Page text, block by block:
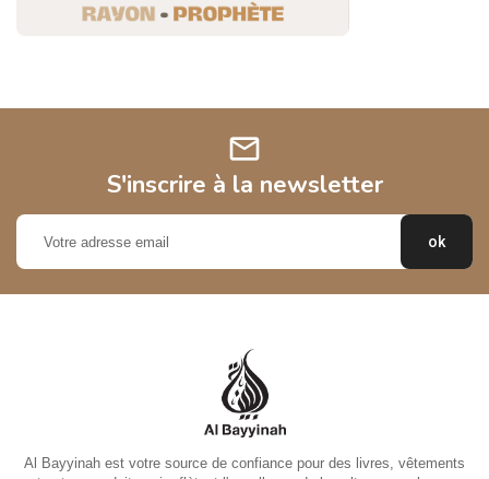
mail
S'inscrire à la newsletter
Al Bayyinah est votre source de confiance pour des livres, vêtements